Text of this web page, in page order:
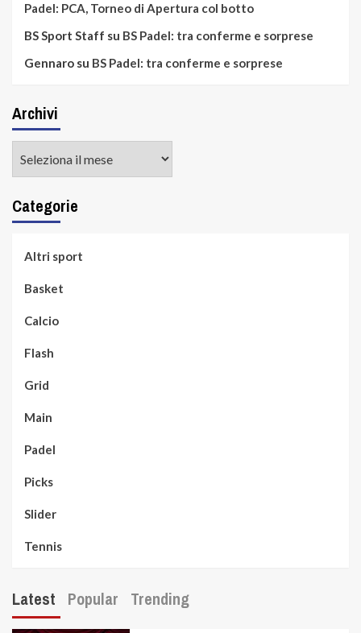
Padel: PCA, Torneo di Apertura col botto
BS Sport Staff su BS Padel: tra conferme e sorprese
Gennaro su BS Padel: tra conferme e sorprese
Archivi
Categorie
Altri sport
Basket
Calcio
Flash
Grid
Main
Padel
Picks
Slider
Tennis
Latest Popular Trending